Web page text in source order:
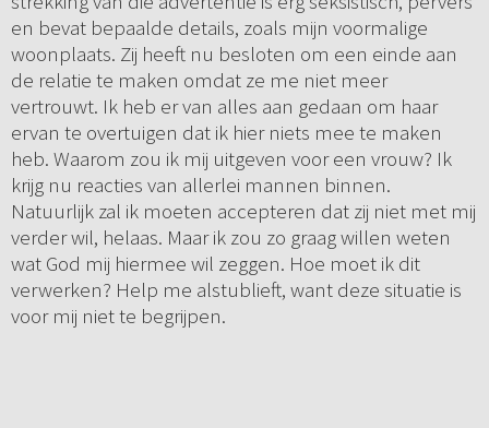
en bevat bepaalde details, zoals mijn voormalige
woonplaats. Zij heeft nu besloten om een einde aan
de relatie te maken omdat ze me niet meer
vertrouwt. Ik heb er van alles aan gedaan om haar
ervan te overtuigen dat ik hier niets mee te maken
heb. Waarom zou ik mij uitgeven voor een vrouw? Ik
krijg nu reacties van allerlei mannen binnen.
Natuurlijk zal ik moeten accepteren dat zij niet met mij
verder wil, helaas. Maar ik zou zo graag willen weten
wat God mij hiermee wil zeggen. Hoe moet ik dit
verwerken? Help me alstublieft, want deze situatie is
voor mij niet te begrijpen.